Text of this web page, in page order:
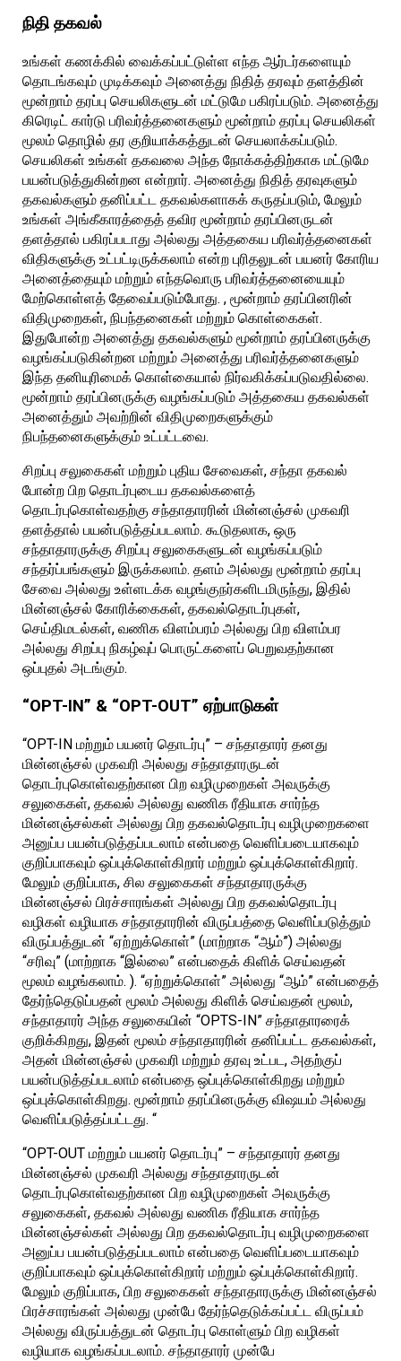
நிதி தகவல்
உங்கள் கணக்கில் வைக்கப்பட்டுள்ள எந்த ஆர்டர்களையும்
தொடங்கவும் முடிக்கவும் அனைத்து நிதித் தரவும் தளத்தின்
மூன்றாம் தரப்பு செயலிகளுடன் மட்டுமே பகிரப்படும். அனைத்து
கிரெடிட் கார்டு பரிவர்த்தனைகளும் மூன்றாம் தரப்பு செயலிகள்
மூலம் தொழில் தர குறியாக்கத்துடன் செயலாக்கப்படும்.
செயலிகள் உங்கள் தகவலை அந்த நோக்கத்திற்காக மட்டுமே
பயன்படுத்துகின்றன என்றார். அனைத்து நிதித் தரவுகளும்
தகவல்களும் தனிப்பட்ட தகவல்களாகக் கருதப்படும், மேலும்
உங்கள் அங்கீகாரத்தைத் தவிர மூன்றாம் தரப்பினருடன்
தளத்தால் பகிரப்படாது அல்லது அத்தகைய பரிவர்த்தனைகள்
விதிகளுக்கு உட்பட்டிருக்கலாம் என்ற புரிதலுடன் பயனர் கோரிய
அனைத்தையும் மற்றும் எந்தவொரு பரிவர்த்தனையையும்
மேற்கொள்ளத் தேவைப்படும்போது. , மூன்றாம் தரப்பினரின்
விதிமுறைகள், நிபந்தனைகள் மற்றும் கொள்கைகள்.
இதுபோன்ற அனைத்து தகவல்களும் மூன்றாம் தரப்பினருக்கு
வழங்கப்படுகின்றன மற்றும் அனைத்து பரிவர்த்தனைகளும்
இந்த தனியுரிமைக் கொள்கையால் நிர்வகிக்கப்படுவதில்லை.
மூன்றாம் தரப்பினருக்கு வழங்கப்படும் அத்தகைய தகவல்கள்
அனைத்தும் அவற்றின் விதிமுறைகளுக்கும்
நிபந்தனைகளுக்கும் உட்பட்டவை.
சிறப்பு சலுகைகள் மற்றும் புதிய சேவைகள், சந்தா தகவல்
போன்ற பிற தொடர்புடைய தகவல்களைத்
தொடர்புகொள்வதற்கு சந்தாதாரரின் மின்னஞ்சல் முகவரி
தளத்தால் பயன்படுத்தப்படலாம். கூடுதலாக, ஒரு
சந்தாதாரருக்கு சிறப்பு சலுகைகளுடன் வழங்கப்படும்
சந்தர்ப்பங்களும் இருக்கலாம். தளம் அல்லது மூன்றாம் தரப்பு
சேவை அல்லது உள்ளடக்க வழங்குநர்களிடமிருந்து, இதில்
மின்னஞ்சல் கோரிக்கைகள், தகவல்தொடர்புகள்,
செய்திமடல்கள், வணிக விளம்பரம் அல்லது பிற விளம்பர
அல்லது சிறப்பு நிகழ்வுப் பொருட்களைப் பெறுவதற்கான
ஒப்புதல் அடங்கும்.
“OPT-IN” & “OPT-OUT” ஏற்பாடுகள்
“OPT-IN மற்றும் பயனர் தொடர்பு” – சந்தாதாரர் தனது
மின்னஞ்சல் முகவரி அல்லது சந்தாதாரருடன்
தொடர்புகொள்வதற்கான பிற வழிமுறைகள் அவருக்கு
சலுகைகள், தகவல் அல்லது வணிக ரீதியாக சார்ந்த
மின்னஞ்சல்கள் அல்லது பிற தகவல்தொடர்பு வழிமுறைகளை
அனுப்ப பயன்படுத்தப்படலாம் என்பதை வெளிப்படையாகவும்
குறிப்பாகவும் ஒப்புக்கொள்கிறார் மற்றும் ஒப்புக்கொள்கிறார்.
மேலும் குறிப்பாக, சில சலுகைகள் சந்தாதாரருக்கு
மின்னஞ்சல் பிரச்சாரங்கள் அல்லது பிற தகவல்தொடர்பு
வழிகள் வழியாக சந்தாதாரரின் விருப்பத்தை வெளிப்படுத்தும்
விருப்பத்துடன் “ஏற்றுக்கொள்” (மாற்றாக “ஆம்”) அல்லது
“சரிவு” (மாற்றாக “இல்லை” என்பதைக் கிளிக் செய்வதன்
மூலம் வழங்கலாம். ). “ஏற்றுக்கொள்” அல்லது “ஆம்” என்பதைத்
தேர்ந்தெடுப்பதன் மூலம் அல்லது கிளிக் செய்வதன் மூலம்,
சந்தாதாரர் அந்த சலுகையின் “OPTS-IN” சந்தாதாரரைக்
குறிக்கிறது, இதன் மூலம் சந்தாதாரரின் தனிப்பட்ட தகவல்கள்,
அதன் மின்னஞ்சல் முகவரி மற்றும் தரவு உட்பட, அதற்குப்
பயன்படுத்தப்படலாம் என்பதை ஒப்புக்கொள்கிறது மற்றும்
ஒப்புக்கொள்கிறது. மூன்றாம் தரப்பினருக்கு விஷயம் அல்லது
வெளிப்படுத்தப்பட்டது. “
“OPT-OUT மற்றும் பயனர் தொடர்பு” – சந்தாதாரர் தனது
மின்னஞ்சல் முகவரி அல்லது சந்தாதாரருடன்
தொடர்புகொள்வதற்கான பிற வழிமுறைகள் அவருக்கு
சலுகைகள், தகவல் அல்லது வணிக ரீதியாக சார்ந்த
மின்னஞ்சல்கள் அல்லது பிற தகவல்தொடர்பு வழிமுறைகளை
அனுப்ப பயன்படுத்தப்படலாம் என்பதை வெளிப்படையாகவும்
குறிப்பாகவும் ஒப்புக்கொள்கிறார் மற்றும் ஒப்புக்கொள்கிறார்.
மேலும் குறிப்பாக, பிற சலுகைகள் சந்தாதாரருக்கு மின்னஞ்சல்
பிரச்சாரங்கள் அல்லது முன்பே தேர்ந்தெடுக்கப்பட்ட விருப்பம்
அல்லது விருப்பத்துடன் தொடர்பு கொள்ளும் பிற வழிகள்
வழியாக வழங்கப்படலாம். சந்தாதாரர் முன்பே